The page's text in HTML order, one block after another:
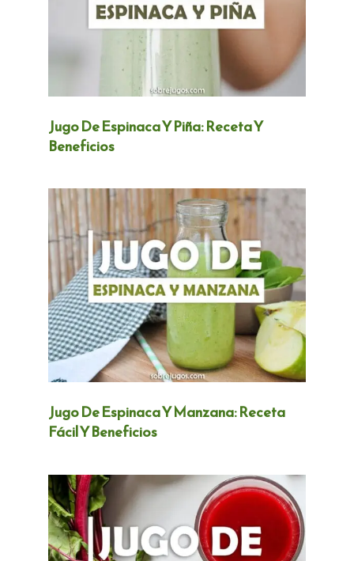
Jugo De Espinaca Y Piña: Receta Y
Beneficios
Jugo De Espinaca Y Manzana: Receta
Fácil Y Beneficios